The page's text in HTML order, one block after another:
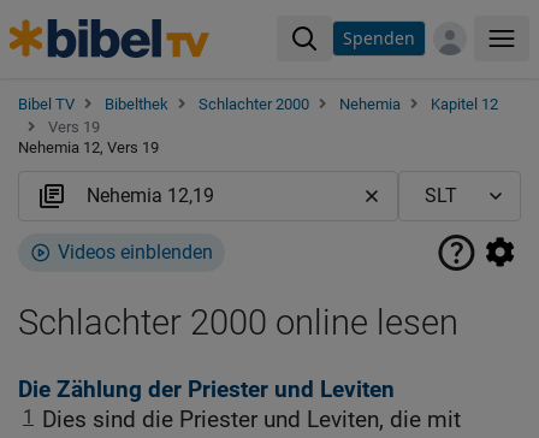
Spenden
Bibel TV Bibelthek Schlachter 2000 Nehemia
Kapitel 12
Vers 19
Nehemia 12, Vers 19
Videos einblenden
Schlachter 2000 online lesen
Die Zählung der Priester und Leviten
1
Dies sind die Priester und Leviten, die mit